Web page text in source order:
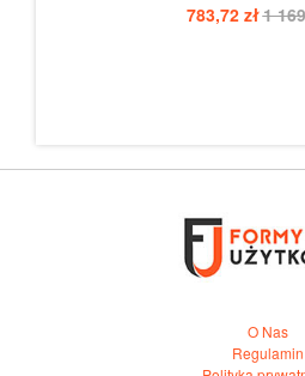
783,72 zł1
O Nas
Regulamin